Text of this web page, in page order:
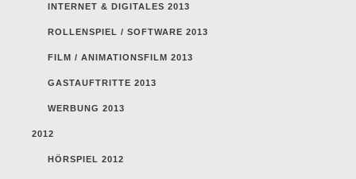
INTERNET & DIGITALES 2013
ROLLENSPIEL / SOFTWARE 2013
FILM / ANIMATIONSFILM 2013
GASTAUFTRITTE 2013
WERBUNG 2013
2012
HÖRSPIEL 2012